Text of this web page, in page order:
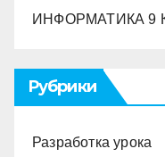
ИНФОРМАТИКА 9
Рубрики
Разработка урока